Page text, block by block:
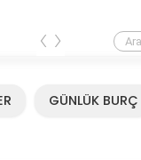
Mirkelam -
‹ ›
GÜNLÜK BURÇ